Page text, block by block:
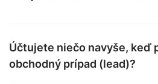
Účtujete niečo navyše, keď
obchodný prípad (lead)?